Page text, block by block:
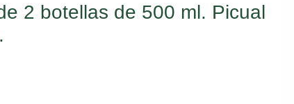
2 botellas de 500 ml. Picual